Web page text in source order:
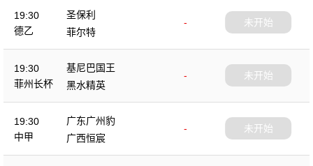
19:30
德乙
圣保利
-
菲尔特
未开始
19:30
菲州长杯
基尼巴国王
-
黑水精英
未开始
19:30
中甲
广东广州豹
-
广西恒宸
未开始